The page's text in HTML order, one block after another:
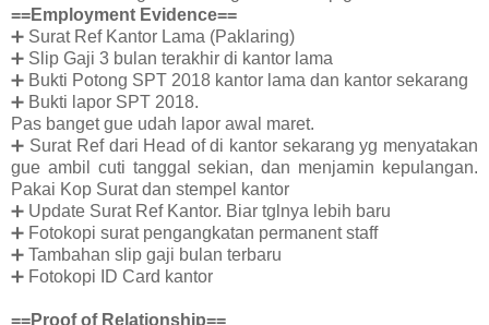
==Employment Evidence==
➕ Surat Ref Kantor Lama (Paklaring)
➕ Slip Gaji 3 bulan terakhir di kantor lama
➕ Bukti Potong SPT 2018 kantor lama dan kantor sekarang
➕ Bukti lapor SPT 2018.
Pas banget gue udah lapor awal maret.
➕ Surat Ref dari Head of di kantor sekarang yg menyatakan
gue ambil cuti tanggal sekian, dan menjamin kepulangan.
Pakai Kop Surat dan stempel kantor
➕ Update Surat Ref Kantor. Biar tglnya lebih baru
➕ Fotokopi surat pengangkatan permanent staff
➕ Tambahan slip gaji bulan terbaru
➕ Fotokopi ID Card kantor
==Proof of Relationship==